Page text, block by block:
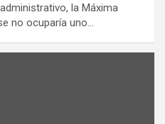
la Máxima
no ocuparía uno…